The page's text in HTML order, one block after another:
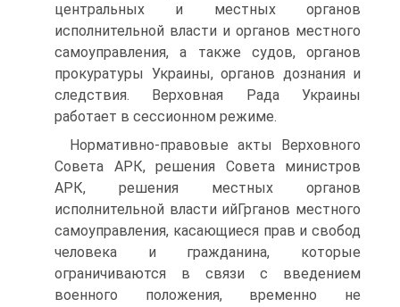
центральных и местных органов
исполнительной власти и органов местного
самоуправления, а также судов, органов
прокуратуры Украины, органов дознания и
следствия. Верховная Рада Украины
работает в сессионном режиме.
Нормативно-правовые акты Верховного
Совета АРК, решения Совета министров
АРК, решения местных органов
исполнительной власти ийГрганов местного
самоуправления, касающиеся прав и свобод
человека и гражданина, которые
ограничиваются в связи с введением
военного положения, временно не